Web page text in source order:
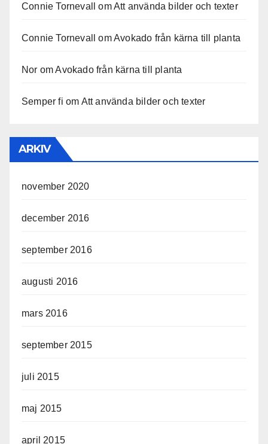
Connie Tornevall omAtt använda bilder och texter
Connie Tornevall omAvokado från kärna till planta
Nor omAvokado från kärna till planta
Semper fi om Att använda bilder och texter
ARKIV
november 2020
december 2016
september 2016
augusti 2016
mars 2016
september 2015
juli 2015
maj 2015
april 2015